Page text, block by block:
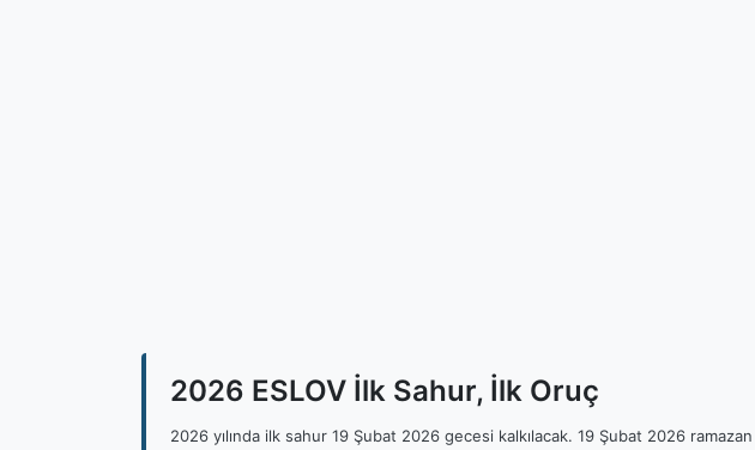
2026 ESLOV İlk Sahur, İlk Oruç
2026 yılında ilk sahur 19 Şubat 2026 gecesi kalkılacak. 19 Şubat 2026